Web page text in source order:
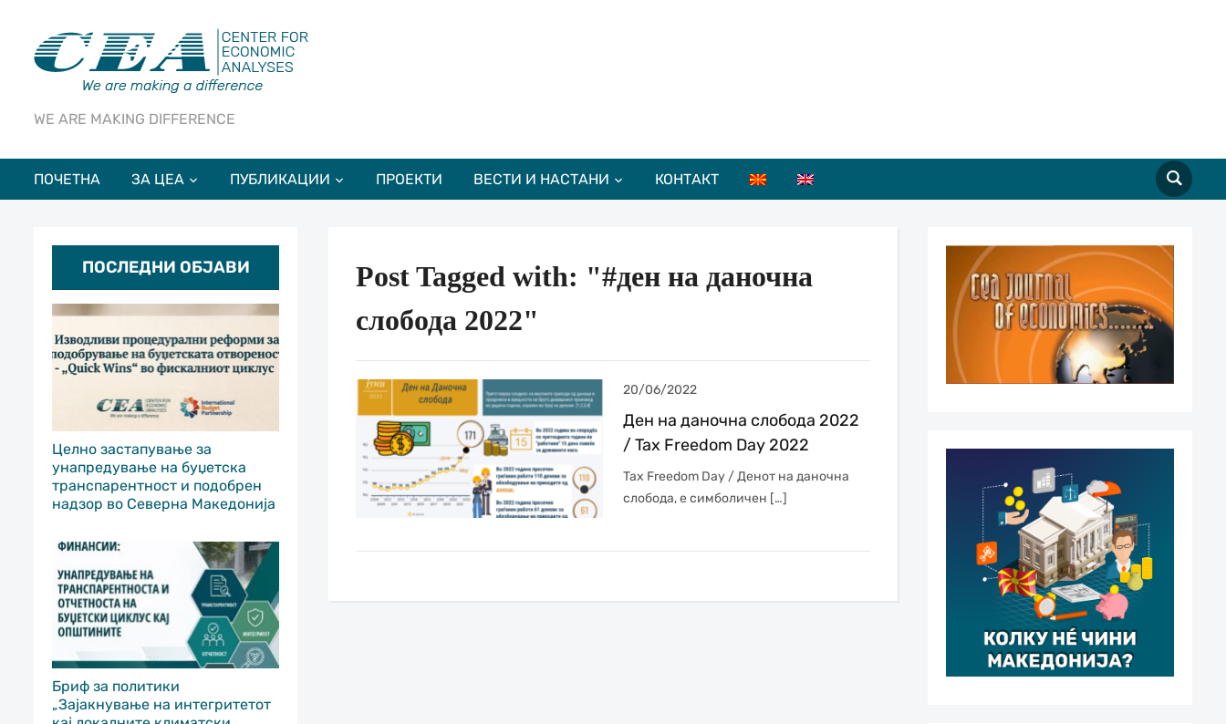
WE ARE MAKING DIFFERENCE
ПОЧЕТНА ЗА ЦЕА ПУБЛИКАЦИИ ПРОЕКТИ ВЕСТИ И НАСТАНИ КОНТАКТ
ПОСЛЕДНИ ОБЈАВИ
Целно застапување за
унапредување на буџетска
транспарентност и подобрен
надзор во Северна Македонија
Бриф за политики
„Зајакнување на интегритетот
Post Tagged with: "#ден на даночна
слобода 2022"
20/06/2022
Ден на даночна слобода 2022
/ Tax Freedom Day 2022
Tax Freedom Day / Денот на даночна
слобода, е симболичен […]